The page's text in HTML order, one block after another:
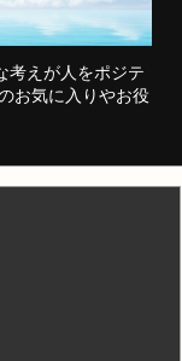
考えが人をポジテ
お気に入りやお役